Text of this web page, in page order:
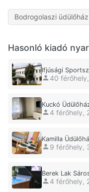
Bodrogolaszi üdülőház
Hasonló kiadó
Ifjúsági
40
Kuckó
4 férőhely,
Kamilla
9 férőhely,
Berek Lak
4 férőhely,